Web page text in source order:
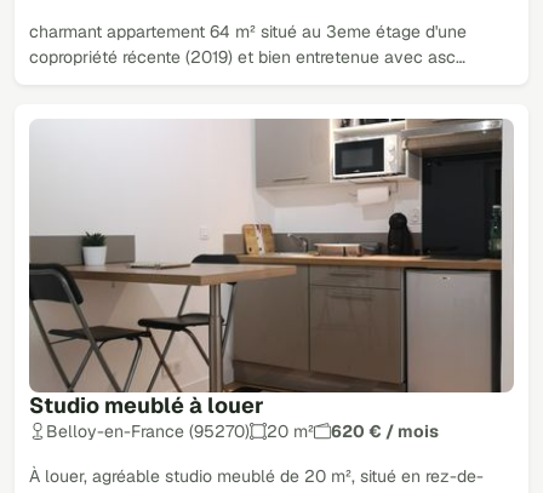
charmant appartement 64 m² situé au 3eme étage d'une
copropriété récente (2019) et bien entretenue avec asc…
Studio meublé à louer
Belloy-en-France (95270) 20 m² 620 € / mois
À louer, agréable studio meublé de 20 m², situé en rez-de-